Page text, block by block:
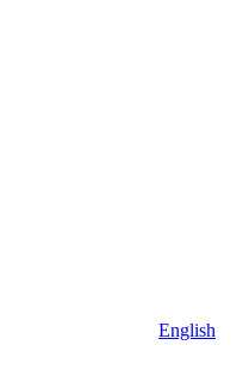
English